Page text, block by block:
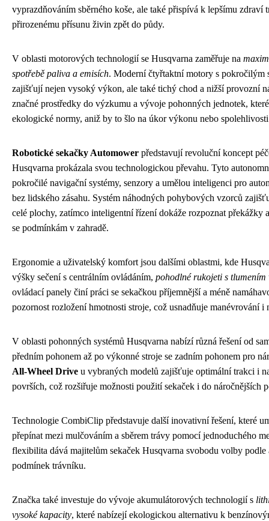
vyprazdňováním sběrného koše, ale také přispívá k lepšímu zdraví
přirozenému přísunu živin zpět do půdy.
V oblasti motorových technologií se Husqvarna zaměřuje na
spotřebě paliva a emisích. Moderní čtyřtaktní motory s pokročilým
zajišťují nejen vysoký výkon, ale také tichý chod a nižší provozní
značné prostředky do výzkumu a vývoje pohonných jednotek,
ekologické normy, aniž by to šlo na úkor výkonu nebo
Robotické sekačky Automower představují revoluční koncept
Husqvarna prokázala svou technologickou převahu. Tyto
pokročilé navigační systémy, senzory a umělou inteligenci pro
bez lidského zásahu. Systém náhodných pohybových vzorců
celé plochy, zatímco inteligentní řízení dokáže rozpoznat překážky
se podmínkám v zahradě.
Ergonomie a uživatelský komfort jsou dalšími oblastmi, kde
výšky sečení s centrálním ovládáním, pohodlné rukojeti s
ovládací panely činí práci se sekačkou příjemnější a méně
pozornost rozložení hmotnosti stroje, což usnadňuje manévrování i
V oblasti pohonných systémů Husqvarna nabízí různá řešení od
předním pohonem až po výkonné stroje se zadním pohonem pro
All-Wheel Drive u vybraných modelů zajišťuje optimální trakci i
površích, což rozšiřuje možnosti použití sekaček i do náročnějších
Technologie CombiClip představuje další inovativní řešení, které
přepínat mezi mulčováním a sběrem trávy pomocí jednoduchého
flexibilita dává majitelům sekaček Husqvarna svobodu volby podle
podmínek trávníku.
Značka také investuje do vývoje akumulátorových technologií s
vysoké kapacity, které nabízejí ekologickou alternativu k